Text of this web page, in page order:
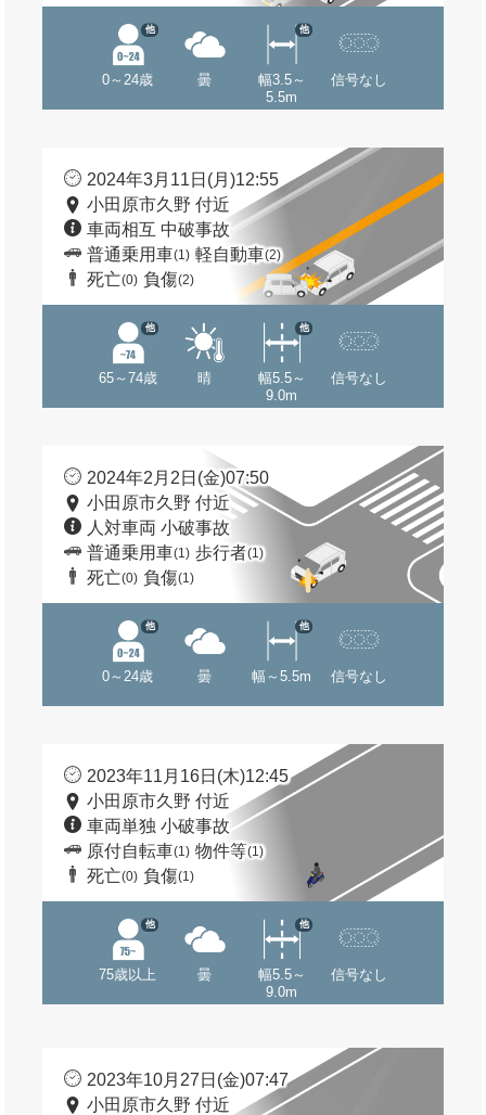
0～24歳
他
曇
幅3.5～
5.5m
他
信号なし
2024年3月11日(月)12:55
小田原市久野 付近
車両相互 中破事故
普通乗用車(1) 軽自動車(2)
死亡(0) 負傷(2)
65～74歳
他
晴
幅5.5～
9.0m
他
信号なし
2024年2月2日(金)07:50
小田原市久野 付近
人対車両 小破事故
普通乗用車(1) 歩行者(1)
死亡(0) 負傷(1)
0～24歳
他
曇 幅～5.5m
他
信号なし
2023年11月16日(木)12:45
小田原市久野 付近
車両単独 小破事故
原付自転車(1) 物件等(1)
死亡(0) 負傷(1)
75歳以上
他
曇
幅5.5～
9.0m
他
信号なし
2023年10月27日(金)07:47
小田原市久野 付近